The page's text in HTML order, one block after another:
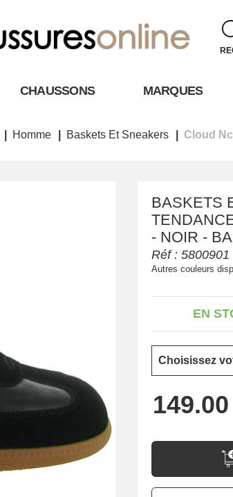
CHAUSSONS MARQUES
Homme Baskets Et Sneakers Cloud
BASKETS
- NOIR -
Réf :5800901
Autres couleurs
EN